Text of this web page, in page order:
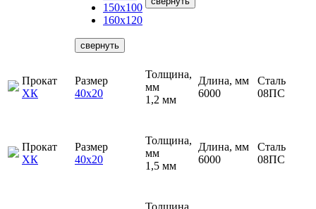
150х100
160х120
свернуть
Прокат
ХК
Размер
40х20
Толщина,
мм
1,2 мм
Длина, мм
6000
Сталь
08ПС
Прокат
ХК
Размер
40х20
Толщина,
мм
1,5 мм
Длина, мм
6000
Сталь
08ПС
Толщина,